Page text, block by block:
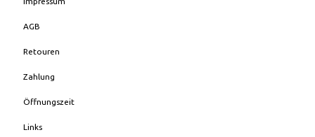
AGB
Retouren
Zahlung
Öffnungszeit
Links